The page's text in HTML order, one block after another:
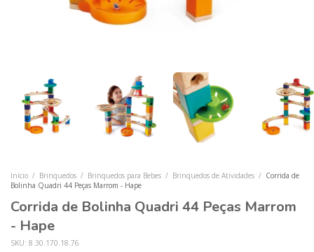
Início / Brinquedos / Brinquedos para Bebes / Brinquedos de Atividades / Corrida de
Bolinha Quadri 44 Peças Marrom - Hape
Corrida de Bolinha Quadri 44 Peças Marrom
- Hape
SKU: 8.30.170.18.76